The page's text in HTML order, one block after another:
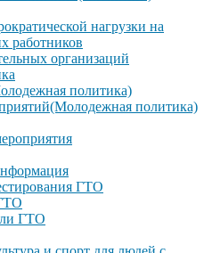
нагрузки на
работников
организаций
политика)
политика)
ГТО
ГТО